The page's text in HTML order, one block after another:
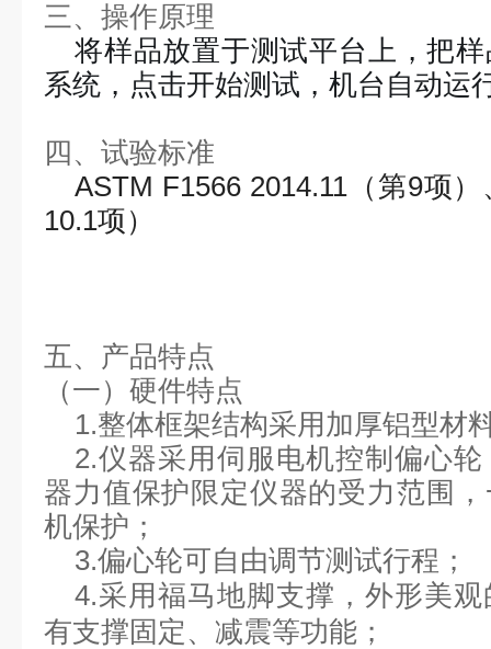
三、操作原理
将样品放置于测试平台上，把
系统，点击开始测试，机台自动运
四、试验标准
ASTM F1566 2014.11（第9项
10.1项）
五、产品特点
（一）硬件特点
1.整体框架结构采用加厚铝型材
2.仪器采用伺服电机控制偏心
器力值保护限定仪器的受力范围
机保护；
3.偏心轮可自由调节测试行程；
4.采用福马地脚支撑，外形美
有支撑固定、减震等功能；